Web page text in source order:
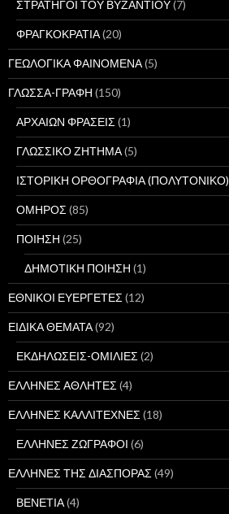
ΣΤΡΑΤΗΓΟΙ ΤΟΥ ΒΥΖΑΝΤΙΟΥ(7)
ΦΡΑΓΚΟΚΡΑΤΙΑ(20)
ΓΕΩΛΟΓΙΚΑ ΦΑΙΝΟΜΕΝΑ(5)
ΓΛΩΣΣΑ-ΓΡΑΦΗ (150)
ΑΡΧΑΙΩΝ ΦΡΑΣΕΙΣ (1)
ΓΛΩΣΣΙΚΟ ΖΗΤΗΜΑ(5)
ΙΣΤΟΡΙΚΗ ΟΡΘΟΓΡΑΦΙΑ (ΠΟΛΥΤΟΝΙΚΟ)
ΟΜΗΡΟΣ (85)
ΠΟΙΗΣΗ (25)
ΔΗΜΟΤΙΚΗ ΠΟΙΗΣΗ (1)
ΕΘΝΙΚΟΙ ΕΥΕΡΓΕΤΕΣ (12)
ΕΙΔΙΚΑ ΘΕΜΑΤΑ(92)
ΕΚΔΗΛΩΣΕΙΣ-ΟΜΙΛΙΕΣ (2)
ΕΛΛΗΝΕΣ ΑΘΛΗΤΕΣ (4)
ΕΛΛΗΝΕΣ ΚΑΛΛΙΤΕΧΝΕΣ (18)
ΕΛΛΗΝΕΣ ΖΩΓΡΑΦΟΙ (6)
ΕΛΛΗΝΕΣ ΤΗΣ ΔΙΑΣΠΟΡΑΣ (49)
ΒΕΝΕΤΙΑ(4)